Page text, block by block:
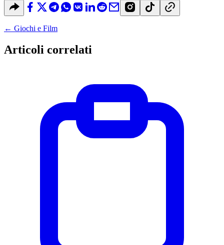
← Giochi e Film
Articoli correlati